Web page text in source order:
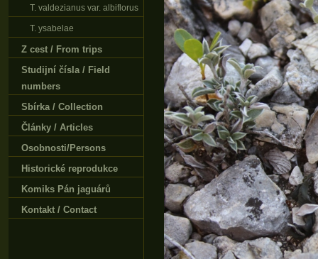
T. valdezianus var. albiflorus
T. ysabelae
Z cest / From trips
Studijní čísla / Field
numbers
Sbírka / Collection
Články / Articles
Osobnosti/Persons
Historické reprodukce
Komiks Pán jaguárů
Kontakt / Contact